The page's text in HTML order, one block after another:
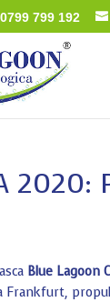
799 192
Blue Lagoon
Frankfurt,